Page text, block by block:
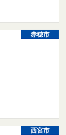
赤穂市
西宮市